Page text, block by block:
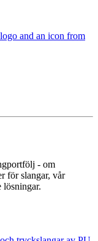
- om
för slangar, vår
lösningar.